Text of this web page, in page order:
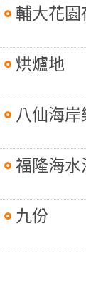
輔大花園
烘爐地
八仙海
福隆海水
九份